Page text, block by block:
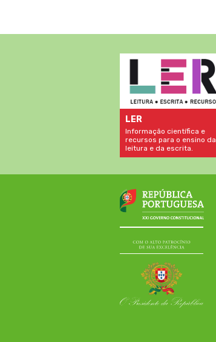
LER
Informação científica e
recursos para o ensino da
leitura e da escrita.